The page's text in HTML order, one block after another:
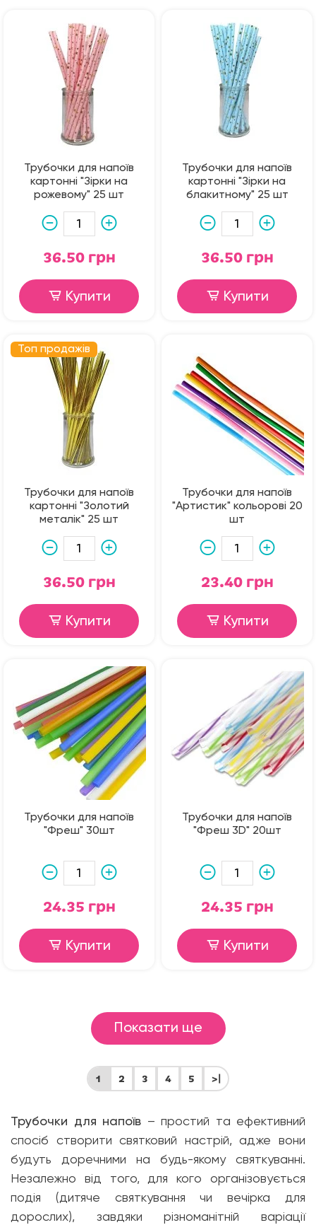
Трубочки для напоїв
картонні "Зірки на
рожевому" 25 шт
36.50 грн
Купити
Трубочки для напоїв
картонні "Зірки на
блакитному" 25 шт
36.50 грн
Купити
Топ продажів
Трубочки для напоїв
картонні "Золотий
металік" 25 шт
36.50 грн
Купити
Трубочки для напоїв
"Артистик" кольорові 20
шт
23.40 грн
Купити
Трубочки для напоїв
"Фреш" 30шт
24.35 грн
Купити
Трубочки для напоїв
"Фреш 3D" 20шт
24.35 грн
Купити
Показати ще
1 2 3 4 5 >|
Трубочки для напоїв – простий та ефективний
спосіб створити святковий настрій, адже вони
будуть доречними на будь-якому святкуванні.
Незалежно від того, для кого організовується
подія (дитяче святкування чи вечірка для
дорослих), завдяки різноманітній варіації